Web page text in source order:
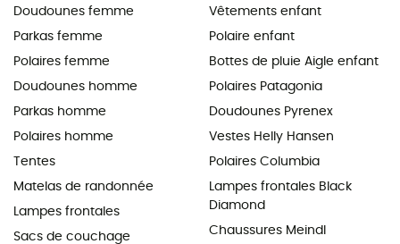
Doudounes femme
Parkas femme
Polaires femme
Doudounes homme
Parkas homme
Polaires homme
Tentes
Matelas de randonnée
Lampes frontales
Sacs de couchage
Vêtements enfant
Polaire enfant
Bottes de pluie Aigle enfant
Polaires Patagonia
Doudounes Pyrenex
Vestes Helly Hansen
Polaires Columbia
Lampes frontales Black
Diamond
Chaussures Meindl